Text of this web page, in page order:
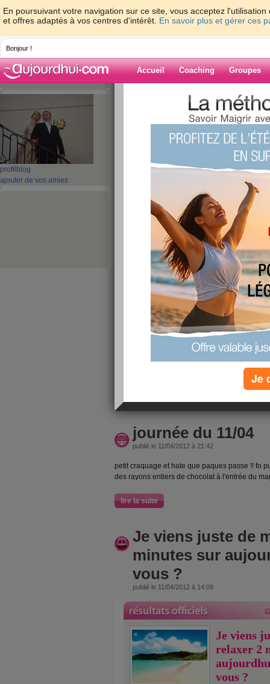
En poursuivant votre navigation sur ce site, vous acceptez
et offres adaptés à vos centres d'intérêt. En savoir plus et gérer ces
Bonjour !
Accueil Coaching Groupes
profil blog
ajouter de vos amies
>
Blog de sulie
3 Suiv.
journée du 13/04
publié le 13/04/2012 à 21:39
malgré le peu de calories, j'ai pas eu faim de
balladé toute la journée !! j'ai pas pensé un
lire la suite
journée du 11/04/
publié le 12/04/2012 à 20:29
voilà ma journée, c pas trop mal mais ce
le soir et c pourtant deconseillé !! je sais pas
mes 1.5L d'eau (une grande premiere moi qui
journée du 11/04
publié le 11/04/2012 à 21:42
petit craquage et hate que paques passe !! fo
des rayons entiers de chocolat à l'entrée du
lire la suite
Je viens juste de
minutes sur
vous ?
publié le 11/04/2012 à 14:09
Je viens
relaxer 2
vous ?
Je